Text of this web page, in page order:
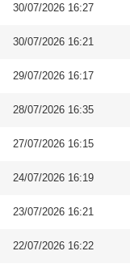
30/07/2026 16:27
30/07/2026 16:21
29/07/2026 16:17
28/07/2026 16:35
27/07/2026 16:15
24/07/2026 16:19
23/07/2026 16:21
22/07/2026 16:22